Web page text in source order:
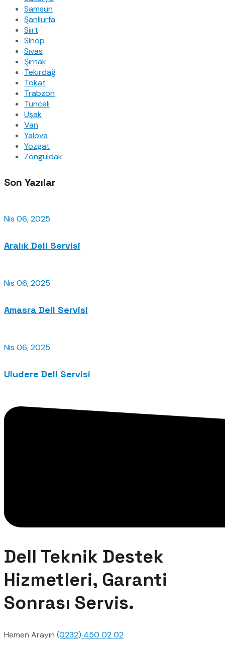
Samsun
Şanlıurfa
Siirt
Sinop
Sivas
Şırnak
Tekirdağ
Tokat
Trabzon
Tunceli
Uşak
Van
Yalova
Yozgat
Zonguldak
Son Yazılar
Nis 06, 2025
Aralık Dell Servisi
Nis 06, 2025
Amasra Dell Servisi
Nis 06, 2025
Uludere Dell Servisi
Dell Teknik Destek
Hizmetleri, Garanti
Sonrası Servis.
Hemen Arayın (0232) 450 02 02